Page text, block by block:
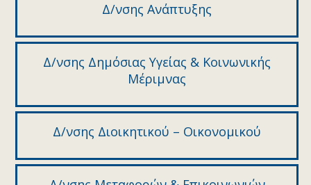
Δ/νσης Ανάπτυξης
Δ/νσης Δημόσιας Υγείας & Κοινωνικής
Μέριμνας
Δ/νσης Διοικητικού – Οικονομικού